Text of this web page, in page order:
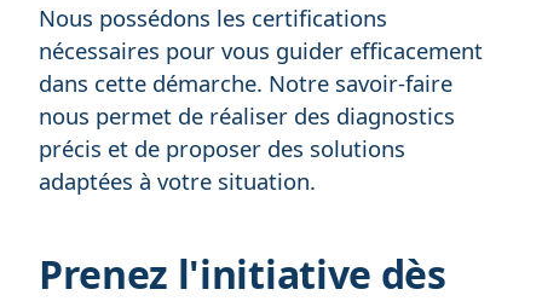
Nous possédons les certifications
nécessaires pour vous guider efficacement
dans cette démarche. Notre savoir-faire
nous permet de réaliser des diagnostics
précis et de proposer des solutions
adaptées à votre situation.
Prenez l'initiative dès